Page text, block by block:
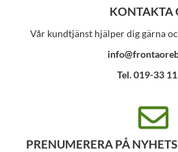
KONTAKTA
Vår kundtjänst hjälper dig gärna
Tel. 019-33
PRENUMERERA PÅ